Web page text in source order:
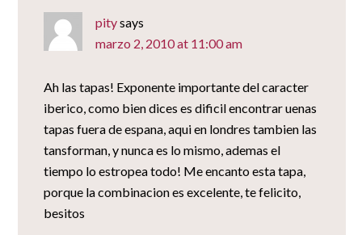
pitysays
marzo 2, 2010 at 11:00 am
Ah las tapas! Exponente importante del caracter
iberico, como bien dices es dificil encontrar uenas
tapas fuera de espana, aqui en londres tambien las
tansforman, y nunca es lo mismo, ademas el
tiempo lo estropea todo! Me encanto esta tapa,
porque la combinacion es excelente, te felicito,
besitos